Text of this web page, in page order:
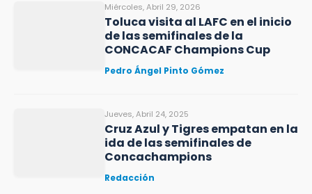
Miércoles, Abril 29, 2026
Toluca visita al LAFC en el inicio
de las semifinales de la
CONCACAF Champions Cup
Pedro Ángel Pinto Gómez
Jueves, Abril 24, 2025
Cruz Azul y Tigres empatan en la
ida de las semifinales de
Concachampions
Redacción